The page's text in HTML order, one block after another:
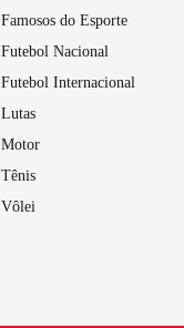
Famosos do Esporte
Futebol Nacional
Futebol Internacional
Lutas
Motor
Tênis
Vôlei